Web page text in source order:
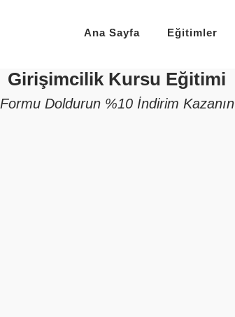
Ana Sayfa Eğitimler
Girişimcilik Kursu Eğitimi
Formu Doldurun %10 İndirim Kazanın